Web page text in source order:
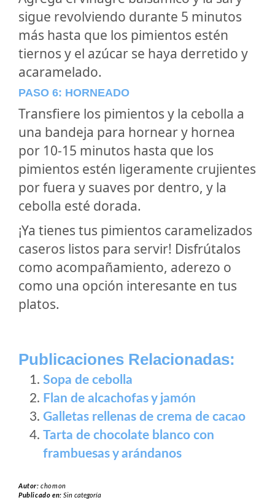
sigue revolviendo durante 5 minutos
más hasta que los pimientos estén
tiernos y el azúcar se haya derretido y
acaramelado.
PASO 6: HORNEADO
Transfiere los pimientos y la cebolla a
una bandeja para hornear y hornea
por 10-15 minutos hasta que los
pimientos estén ligeramente crujientes
por fuera y suaves por dentro, y la
cebolla esté dorada.
¡Ya tienes tus pimientos caramelizados
caseros listos para servir! Disfrútalos
como acompañamiento, aderezo o
como una opción interesante en tus
platos.
Publicaciones Relacionadas:
Sopa de cebolla
Flan de alcachofas y jamón
Galletas rellenas de crema de cacao
Tarta de chocolate blanco con
frambuesas y arándanos
Autor:chomon
Publicado en:Sin categoría